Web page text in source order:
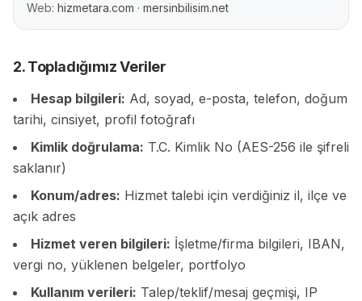
Web: hizmetara.com · mersinbilisim.net
2. Topladığımız Veriler
Hesap bilgileri: Ad, soyad, e-posta, telefon, doğum
tarihi, cinsiyet, profil fotoğrafı
Kimlik doğrulama: T.C. Kimlik No (AES-256 ile şifreli
saklanır)
Konum/adres: Hizmet talebi için verdiğiniz il, ilçe ve
açık adres
Hizmet veren bilgileri: İşletme/firma bilgileri, IBAN,
vergi no, yüklenen belgeler, portfolyo
Kullanım verileri: Talep/teklif/mesaj geçmişi, IP